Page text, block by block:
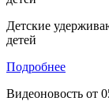
Детские
детей
Подробнее
Видеоновость от